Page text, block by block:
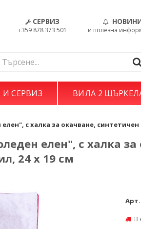
СЕРВИЗ
+359 878 373 501 и полезна
СЕРВИЗ ВИЛА 2
с халка за окачване, синтетичен
елен", с халка за
24 х 19 см
В